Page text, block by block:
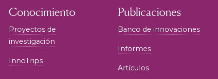
Conocimiento
Proyectos de
investigación
InnoTrips
Publicaciones
Banco de innovaciones
Informes
Artículos